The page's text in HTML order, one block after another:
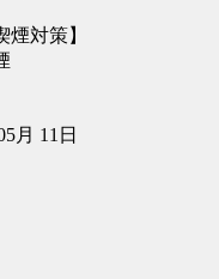
煙対策】
月 11日